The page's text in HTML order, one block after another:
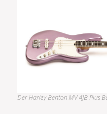
Der Harley Benton MV 4JB Plus